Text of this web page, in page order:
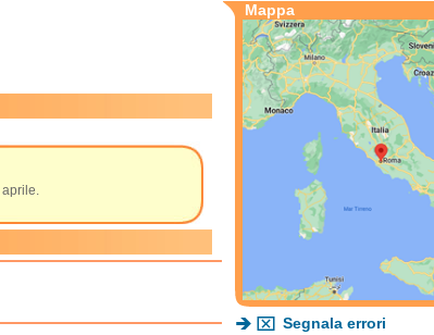
Mappa
Segnala errori